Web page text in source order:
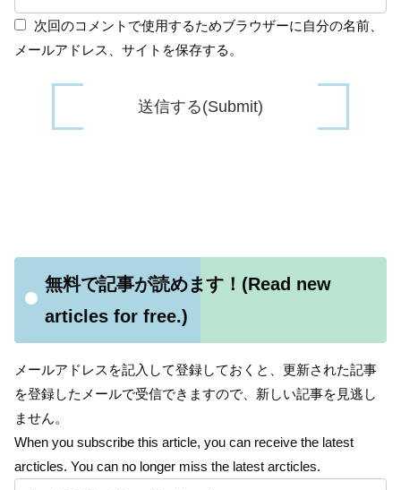
次回のコメントで使用するためブラウザーに自分の名前、
メールアドレス、サイトを保存する。
無料で記事が読めます！(Read new
articles for free.)
メールアドレスを記入して登録しておくと、更新された記事
を登録したメールで受信できますので、新しい記事を見逃し
ません。
When you subscribe this article, you can receive the latest
arcticles. You can no longer miss the latest arcticles.